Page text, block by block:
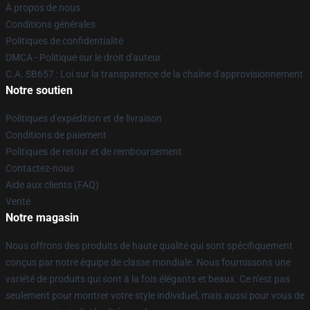
À propos de nous
Conditions générales
Politiques de confidentialité
DMCA - Politique sur le droit d'auteur
C.A. SB657 : Loi sur la transparence de la chaîne d'approvisionnement
Notre soutien
Politiques d'expédition et de livraison
Conditions de paiement
Politiques de retour et de remboursement
Contactez-nous
Aide aux clients (FAQ)
Vente
Notre magasin
Nous offrons des produits de haute qualité qui sont spécifiquement
conçus par notre équipe de classe mondiale. Nous fournissons une
variété de produits qui sont à la fois élégants et beaux. Ce n'est pas
seulement pour montrer votre style individuel, mais aussi pour vous de